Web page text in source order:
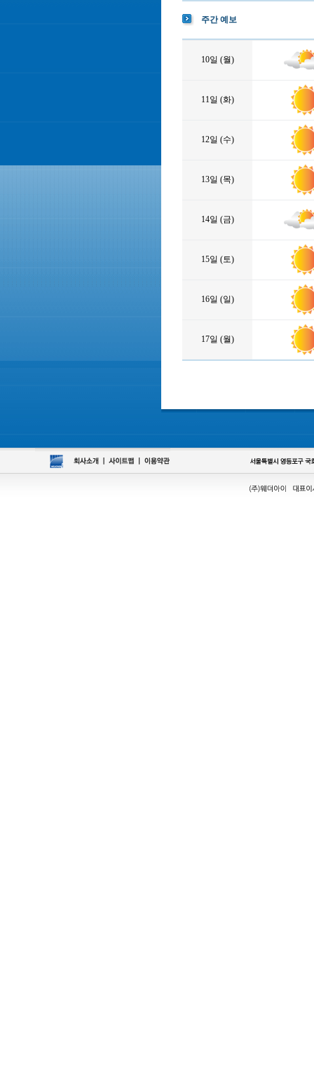
주간 예보
10일 (월)
11일 (화)
12일 (수)
13일 (목)
14일 (금)
15일 (토)
16일 (일)
17일 (월)